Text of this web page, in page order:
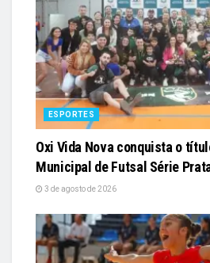
ESPORTES
Oxi Vida Nova conquista o
Municipal de Futsal Série
3 de agosto de 2026